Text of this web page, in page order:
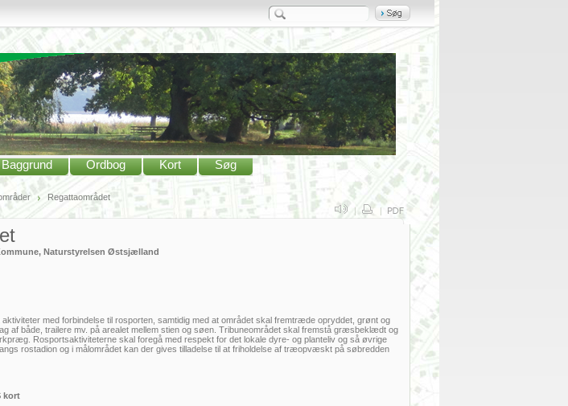
Baggrund Ordbog Kort Søg
Regattaområdet
|
|
Naturstyrelsen Østsjælland
med forbindelse til rosporten, samtidig med at området skal fremtræde opryddet, grønt og
af både, trailere mv. på arealet mellem stien og søen. Tribuneområdet skal fremstå græsbeklædt og
Rosportsaktiviteterne skal foregå med respekt for det lokale dyre- og planteliv og så øvrige
rostadion og i målområdet kan der gives tilladelse til at friholdelse af træopvæskt på søbredden
kort